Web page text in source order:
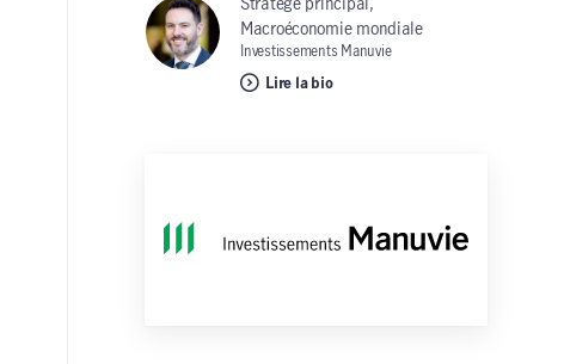
Stratège principal,
Macroéconomie mondiale
Investissements Manuvie
Lire la bio